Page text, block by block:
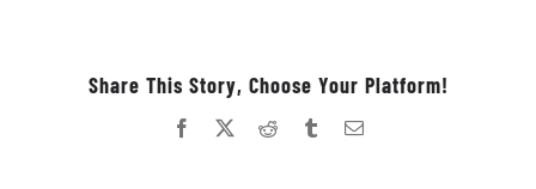
Share This Story, Choose Your Platform!
Facebook Reddit TumblrCorreo